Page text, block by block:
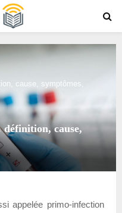
cause, symptômes,
cause,
appelée primo-infection